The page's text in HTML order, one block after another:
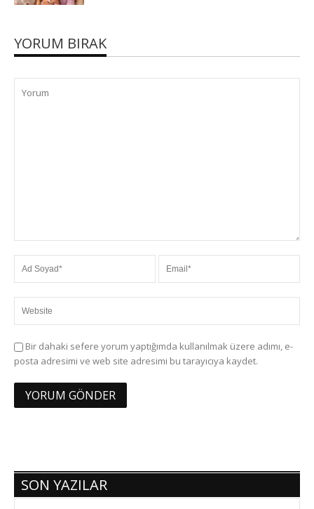
YORUM BIRAK
Bir dahaki sefere yorum yaptığımda kullanılmak üzere adımı, e-
posta adresimi ve web site adresimi bu tarayıcıya kaydet.
SON YAZILAR